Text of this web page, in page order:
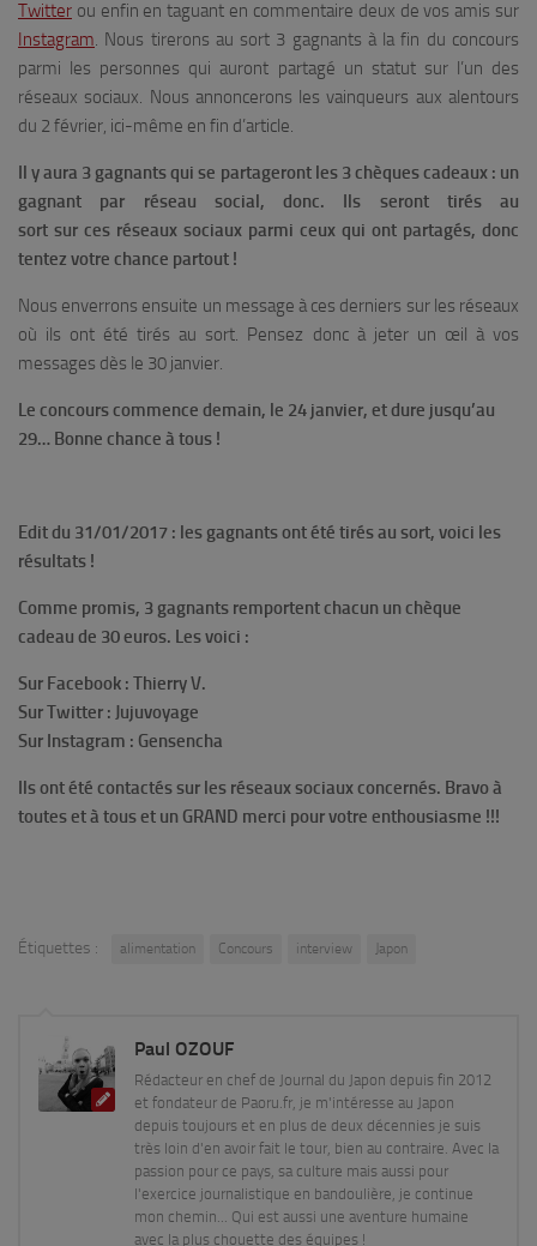
Twitter ou enfin en taguant en commentaire deux de vos amis sur
Instagram. Nous tirerons au sort 3 gagnants à la fin du concours
parmi les personnes qui auront partagé un statut sur l’un des
réseaux sociaux. Nous annoncerons les vainqueurs aux alentours
du 2 février, ici-même en fin d’article.
Il y aura 3 gagnants qui se partageront les 3 chèques cadeaux : un
gagnant par réseau social, donc.
Ils seront tirés au
sort sur ces réseaux sociaux parmi ceux qui ont partagés, donc
tentez votre chance partout !
Nous enverrons ensuite un message à ces derniers sur les réseaux
où ils ont été tirés au sort. Pensez donc à jeter un œil à vos
messages dès le 30 janvier.
Le concours commence demain, le 24 janvier, et dure jusqu’au
29… Bonne chance à tous !
Edit du 31/01/2017 : les gagnants ont été tirés au sort, voici les
résultats !
Comme promis, 3 gagnants remportent chacun un chèque
cadeau de 30 euros. Les voici :
Sur Facebook : Thierry V.
Sur Twitter : Jujuvoyage
Sur Instagram : Gensencha
Ils ont été contactés sur les réseaux sociaux concernés. Bravo à
toutes et à tous et un GRAND merci pour votre enthousiasme !!!
Étiquettes : alimentation Concours interview Japon
Paul OZOUF
Rédacteur en chef de Journal du Japon depuis fin 2012
et fondateur de Paoru.fr, je m'intéresse au Japon
depuis toujours et en plus de deux décennies je suis
très loin d'en avoir fait le tour, bien au contraire. Avec la
passion pour ce pays, sa culture mais aussi pour
l'exercice journalistique en bandoulière, je continue
mon chemin... Qui est aussi une aventure humaine
avec la plus chouette des équipes !